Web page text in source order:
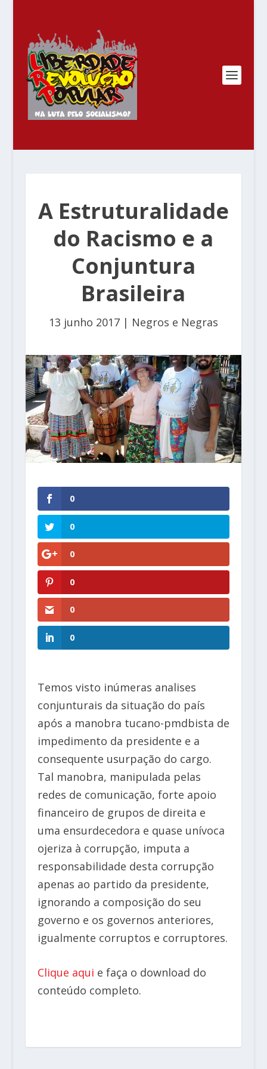
A Estruturalidade
do Racismo e a
Conjuntura
Brasileira
13 junho 2017| Negros e Negras
0
0
0
0
0
0
Temos visto inúmeras analises
conjunturais da situação do país
após a manobra tucano-pmdbista de
impedimento da presidente e a
consequente usurpação do cargo.
Tal manobra, manipulada pelas
redes de comunicação, forte apoio
financeiro de grupos de direita e
uma ensurdecedora e quase unívoca
ojeriza à corrupção, imputa a
responsabilidade desta corrupção
apenas ao partido da presidente,
ignorando a composição do seu
governo e os governos anteriores,
igualmente corruptos e corruptores.
Clique aqui e faça o download do
conteúdo completo.